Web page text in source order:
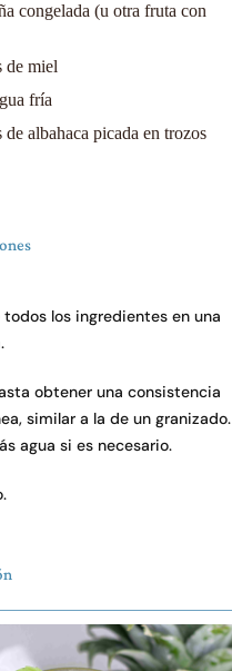
congelada (u otra fruta con
de miel
fría
de albahaca picada en trozos
los ingredientes en una
obtener una consistencia
similar a la de un granizado.
agua si es necesario.